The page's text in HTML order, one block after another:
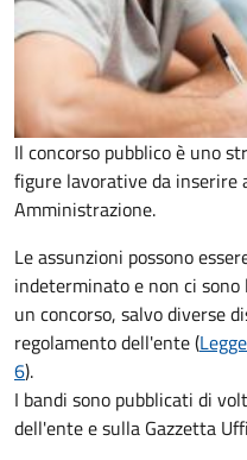
Il concorso pubblico è uno
figure lavorative da inserire
Amministrazione.
Le assunzioni possono
indeterminato e non ci
un concorso, salvo diverse
regolamento dell'ente (
6).
I bandi sono pubblicati di
dell'ente e sulla Gazzetta